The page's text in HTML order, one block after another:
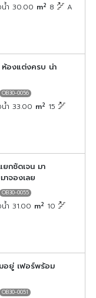
ำ 30.00 m2 8 A
องแต่งครบ น่า
OB30-0056
ำ 33.00 m2 15
กชัดเจน มา
าจองเลย
OB30-0055
ำ 31.00 m2 10
อยู่ เฟอร์พร้อม
OB30-0051